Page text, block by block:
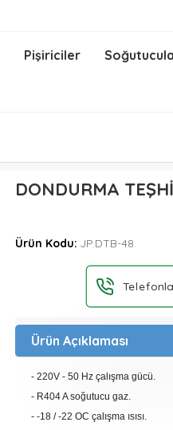
Pişiriciler
DONDURMA
Ürün Kodu: JP.DTB-48
Ürün Açıklaması
- 220V - 50 Hz çalışma gücü.
- R404 A soğutucu gaz.
- -18 / -22 OC çalışma ısısı.